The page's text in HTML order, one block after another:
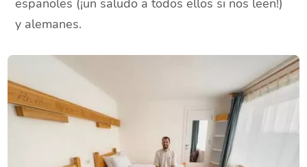
españoles (¡un saludo a todos ellos si nos leen!)
y alemanes.